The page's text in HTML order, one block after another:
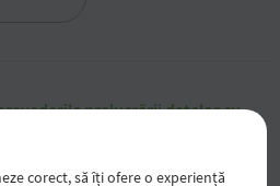
prelucrării datelor cu
corect, să îți ofere o experiență